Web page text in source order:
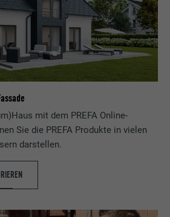
mit dem PREFA Online-
Sie die PREFA Produkte in vielen
darstellen.